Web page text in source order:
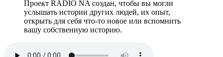
Проект RADIO NA создан, чтобы вы могли
услышать истории других людей, их опыт,
открыть для себя что-то новое или вспомнить
вашу собственную историю.